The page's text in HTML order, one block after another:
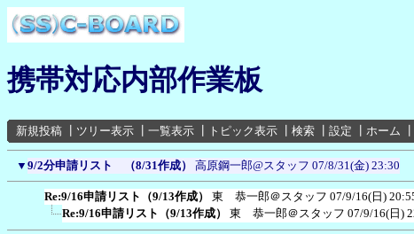
携帯対応内部作業板
新規投稿 ツリー表示 一覧表示 トピック表示 検索 設定 ホーム
▼ 9/2分申請リスト （8/31作成） 高原鋼一郎@スタッフ 07/8/31(金) 23:30
Re:9/16申請リスト（9/13作成） 東 恭一郎＠スタッフ 07/9/16(日)
Re:9/16申請リスト（9/13作成）
東 恭一郎＠スタッフ 07/9/16(日)